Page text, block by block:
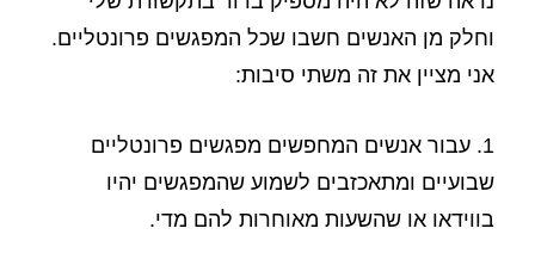
וחלק מן האנשים חשבו שכל המפגשים פרונטליים.
אני מציין את זה משתי סיבות:
1. עבור אנשים המחפשים מפגשים פרונטליים
שבועיים ומתאכזבים לשמוע שהמפגשים יהיו
בווידאו או שהשעות מאוחרות להם מדי.